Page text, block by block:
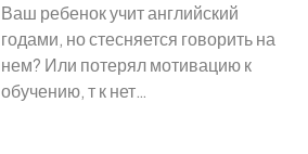
Ваш ребенок учит английский
годами, но стесняется говорить на
нем? Или потерял мотивацию к
обучению, т к нет…